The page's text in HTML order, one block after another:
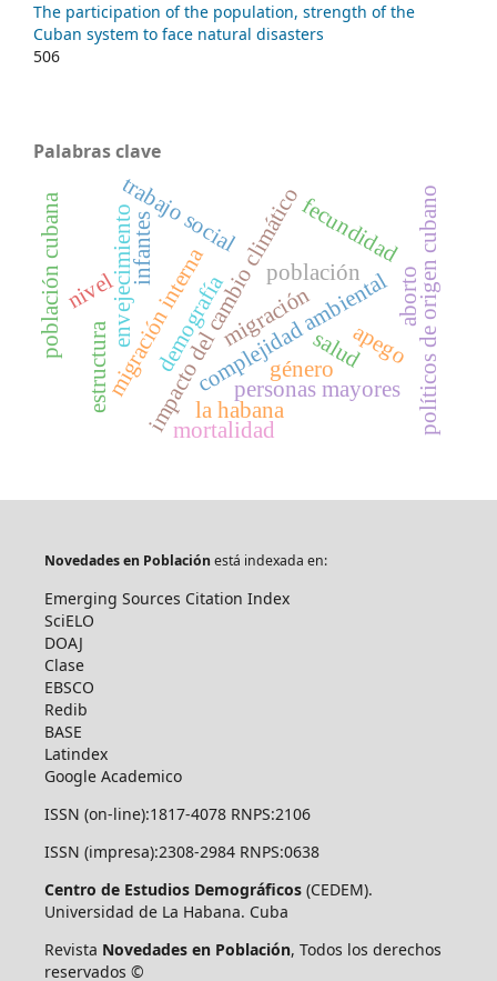
The participation of the population, strength of the
Cuban system to face natural disasters
506
Palabras clave
complejidad ambiental
impacto del cambio climáticopoblación
trabajo social
personas mayores
envejecimiento
migración interna género políticos de origen cubano
estructura
fecundidad
la habana
nivel
población cubana
mortalidad
migración aborto
salud
demografía
infantes
apego
Novedades en Poblaciónestá indexada en:
Emerging Sources Citation Index
SciELO
DOAJ
Clase
EBSCO
Redib
BASE
Latindex
Google Academico
ISSN (on-line):1817-4078 RNPS:2106
ISSN (impresa):2308-2984 RNPS:0638
Centro de Estudios Demográficos(CEDEM).
Universidad de La Habana. Cuba
Revista Novedades en Población, Todos los derechos
reservados ©